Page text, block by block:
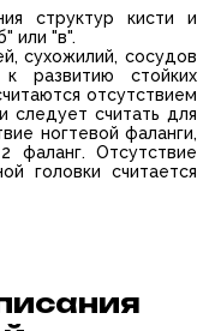
структур кисти и
или "в".
сухожилий, сосудов
развитию стойких
отсутствием
следует считать для
ногтевой фаланги,
фаланг. Отсутствие
головки считается